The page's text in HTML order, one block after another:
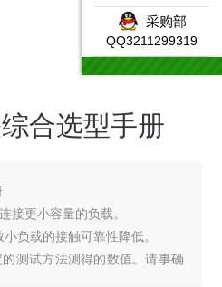
合选型手册
接更小容量的负载。
负载的接触可靠性降低。
测试方法测得的数值。请事确
采购部
QQ3211299319